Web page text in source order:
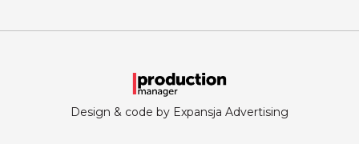
Design & code by Expansja Advertising